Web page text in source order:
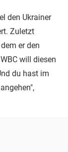
den Ukrainer
Zuletzt
er den
will diesen
du hast im